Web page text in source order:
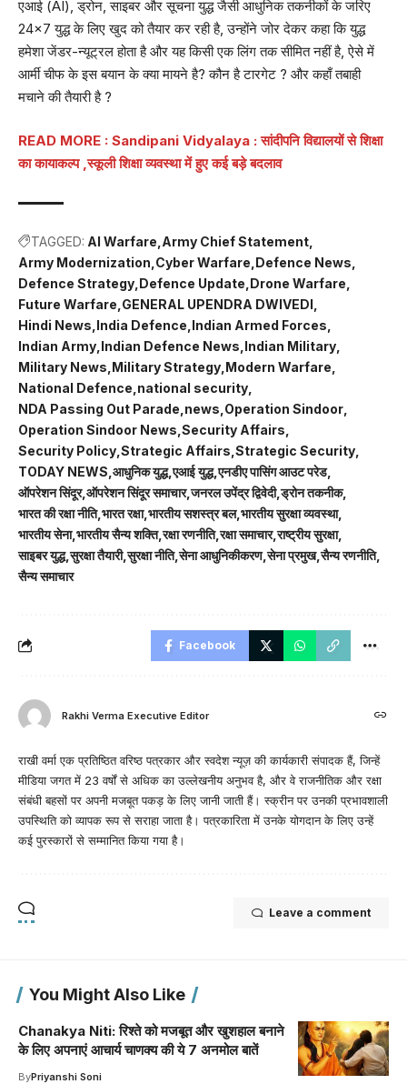
एआई (AI), ड्रोन, साइबर और सूचना युद्ध जैसी आधुनिक तकनीकों के जरिए
24×7 युद्ध के लिए खुद को तैयार कर रही है, उन्होंने जोर देकर कहा कि युद्ध
हमेशा जेंडर-न्यूट्रल होता है और यह किसी एक लिंग तक सीमित नहीं है, ऐसे में
आर्मी चीफ के इस बयान के क्या मायने है? कौन है टारगेट ? और कहाँ तबाही
मचाने की तैयारी है ?
READ MORE : Sandipani Vidyalaya : सांदीपनि विद्यालयों से शिक्षा
का कायाकल्प ,स्कूली शिक्षा व्यवस्था में हुए कई बड़े बदलाव
TAGGED: AI Warfare Army Chief Statement
Army Modernization Cyber Warfare Defence News
Defence Strategy Defence Update Drone Warfare
Future Warfare GENERAL UPENDRA DWIVEDI
Hindi News India Defence Indian Armed Forces
Indian Army Indian Defence News Indian Military
Military News Military Strategy Modern Warfare
National Defence national security
NDA Passing Out Parade news Operation Sindoor
Operation Sindoor News Security Affairs
Security Policy Strategic Affairs Strategic Security
TODAY NEWS आधुनिक युद्ध एआई युद्ध एनडीए पासिंग आउट परेड
ऑपरेशन सिंदूर ऑपरेशन सिंदूर समाचार जनरल उपेंद्र द्विवेदी ड्रोन तकनीक
भारत की रक्षा नीति भारत रक्षा भारतीय सशस्त्र बल भारतीय सुरक्षा व्यवस्था
भारतीय सेना भारतीय सैन्य शक्ति रक्षा रणनीति रक्षा समाचार राष्ट्रीय सुरक्षा
साइबर युद्ध सुरक्षा तैयारी सुरक्षा नीति सेना आधुनिकीकरण सेना प्रमुख सैन्य रणनीति
सैन्य समाचार
Facebook
Rakhi Verma Executive Editor
राखी वर्मा एक प्रतिष्ठित वरिष्ठ पत्रकार और स्वदेश न्यूज़ की कार्यकारी संपादक हैं, जिन्हें
मीडिया जगत में 23 वर्षों से अधिक का उल्लेखनीय अनुभव है, और वे राजनीतिक और रक्षा
संबंधी बहसों पर अपनी मजबूत पकड़ के लिए जानी जाती हैं। स्क्रीन पर उनकी प्रभावशाली
उपस्थिति को व्यापक रूप से सराहा जाता है। पत्रकारिता में उनके योगदान के लिए उन्हें
कई पुरस्कारों से सम्मानित किया गया है।
Leave a comment
You Might Also Like
Chanakya Niti: रिश्ते को मजबूत और खुशहाल बनाने
के लिए अपनाएं आचार्य चाणक्य की ये 7 अनमोल बातें
ByPriyanshi Soni